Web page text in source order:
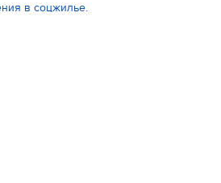
в соцжилье.